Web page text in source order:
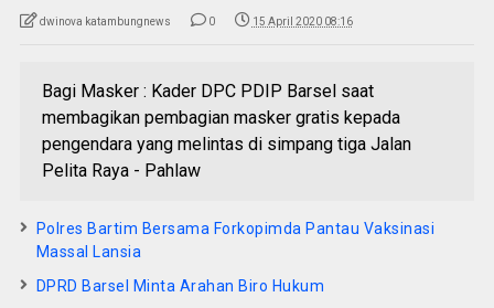
dwinova katambungnews 0 15 April 2020 08:16
Bagi Masker : Kader DPC PDIP Barsel saat
membagikan pembagian masker gratis kepada
pengendara yang melintas di simpang tiga Jalan
Pelita Raya - Pahlaw
Polres Bartim Bersama Forkopimda Pantau Vaksinasi
Massal Lansia
DPRD Barsel Minta Arahan Biro Hukum